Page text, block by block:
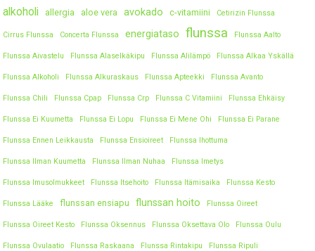
alkoholi allergia aloe vera avokado c-vitamiini Cetirizin Flunssa
Cirrus Flunssa Concerta Flunssa energiataso flunssa Flunssa Aalto
Flunssa Aivastelu Flunssa Alaselkäkipu Flunssa Alilämpö Flunssa Alkaa Yskällä
Flunssa Alkoholi Flunssa Alkuraskaus Flunssa Apteekki Flunssa Avanto
Flunssa Chili Flunssa Cpap Flunssa Crp Flunssa C Vitamiini Flunssa Ehkäisy
Flunssa Ei Kuumetta Flunssa Ei Lopu Flunssa Ei Mene Ohi Flunssa Ei Parane
Flunssa Ennen Leikkausta Flunssa Ensioireet Flunssa Ihottuma
Flunssa Ilman Kuumetta Flunssa Ilman Nuhaa Flunssa Imetys
Flunssa Imusolmukkeet Flunssa Itsehoito Flunssa Itämisaika Flunssa Kesto
Flunssa Lääke flunssan ensiapu flunssan hoito Flunssa Oireet
Flunssa Oireet Kesto Flunssa Oksennus Flunssa Oksettava Olo Flunssa Oulu
Flunssa Ovulaatio Flunssa Raskaana Flunssa Rintakipu Flunssa Ripuli